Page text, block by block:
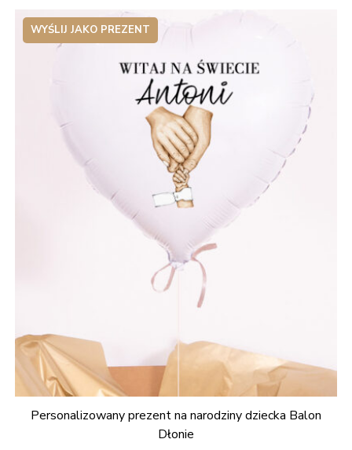
WYŚLIJ JAKO PREZENT
Personalizowany prezent na narodziny dziecka Balon
Dłonie